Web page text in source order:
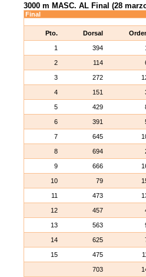
Final
Pto. Dorsal
1
394
2
114
3
272
4
151
5
429
6
391
7
645
8
694
9
666
10
79
11
473
12
457
13
563
14
625
15
475
703
3000 m MASC. AL Final (28